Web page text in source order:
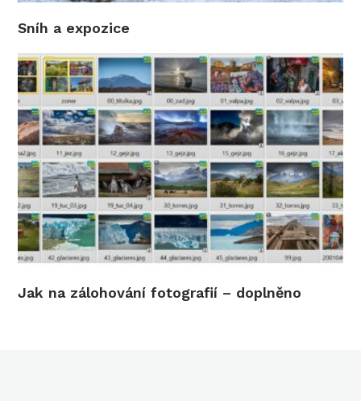
Sníh a expozice
Jak na zálohování fotografií – doplněno